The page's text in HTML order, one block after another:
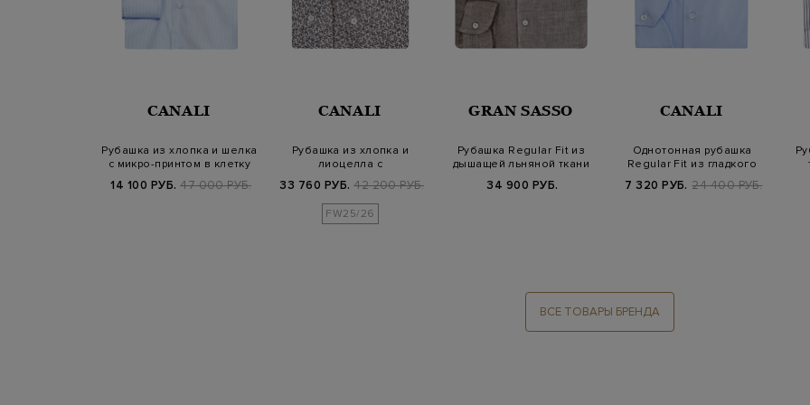
CANALI
Рубашка из хлопка и шелка
с микро-принтом в клетку
14 100 РУБ. 47 000 РУБ.
CANALI
Рубашка из хлопка и
лиоцелла с
33 760 РУБ. 42 200 РУБ.
FW25/26
GRAN SASSO
Рубашка Regular Fit из
дышащей льняной ткани
34 900 РУБ.
CANALI
Однотонная рубашка
Regular Fit из гладкого
7 320 РУБ. 24 400 РУБ.
ВСЕ ТОВАРЫ БРЕНДА